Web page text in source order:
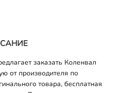
заказать Коленвал
от производителя по
товара, бесплатная